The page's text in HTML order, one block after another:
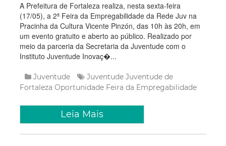
A Prefeitura de Fortaleza realiza, nesta sexta-feira
(17/05), a 2ª Feira da Empregabilidade da Rede Juv na
Pracinha da Cultura Vicente Pinzón, das 10h às 20h, em
um evento gratuito e aberto ao público. Realizado por
meio da parceria da Secretaria da Juventude com o
Instituto Juventude Inovaç�...
Juventude Juventude Juventude de
Fortaleza Oportunidade Feira da Empregabilidade
Leia Mais